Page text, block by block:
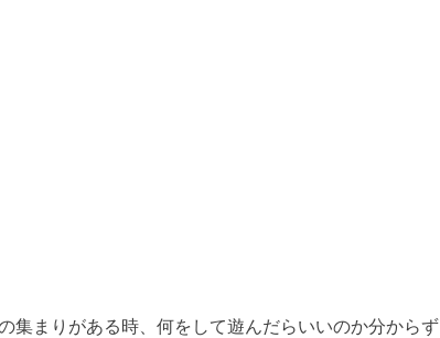
集まりがある時、何をして遊んだらいいのか分からず